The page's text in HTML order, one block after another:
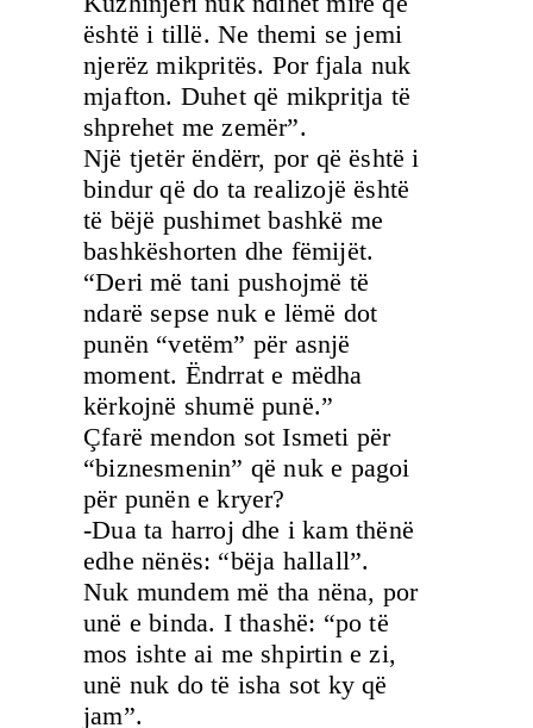
është i tillë. Ne themi se jemi
njerëz mikpritës. Por fjala nuk
mjafton. Duhet që mikpritja të
shprehet me zemër”.
Një tjetër ëndërr, por që është i
bindur që do ta realizojë është
të bëjë pushimet bashkë me
bashkëshorten dhe fëmijët.
“Deri më tani pushojmë të
ndarë sepse nuk e lëmë dot
punën “vetëm” për asnjë
moment. Ëndrrat e mëdha
kërkojnë shumë punë.”
Çfarë mendon sot Ismeti për
“biznesmenin” që nuk e pagoi
për punën e kryer?
-Dua ta harroj dhe i kam thënë
edhe nënës: “bëja hallall”.
Nuk mundem më tha nëna, por
unë e binda. I thashë: “po të
mos ishte ai me shpirtin e zi,
unë nuk do të isha sot ky që
jam”.